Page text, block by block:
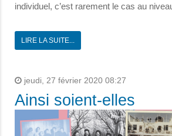
individuel, c’est rarement le cas au
LIRE LA SUITE...
jeudi, 27 février 2020 08:27
Ainsi soient-elles